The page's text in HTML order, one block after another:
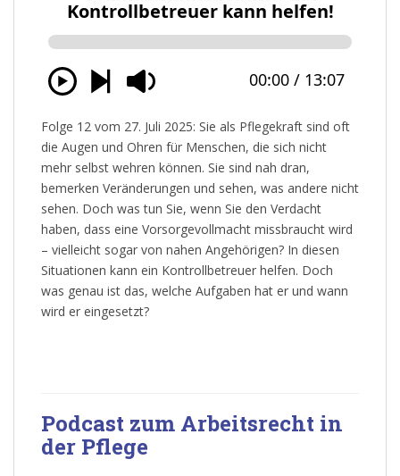
Folge 12 vom 27. Juli 2025: Sie als Pflegekraft sind oft
die Augen und Ohren für Menschen, die sich nicht
mehr selbst wehren können. Sie sind nah dran,
bemerken Veränderungen und sehen, was andere nicht
sehen. Doch was tun Sie, wenn Sie den Verdacht
haben, dass eine Vorsorgevollmacht missbraucht wird
– vielleicht sogar von nahen Angehörigen? In diesen
Situationen kann ein Kontrollbetreuer helfen. Doch
was genau ist das, welche Aufgaben hat er und wann
wird er eingesetzt?
Podcast zum Arbeitsrecht in
der Pflege